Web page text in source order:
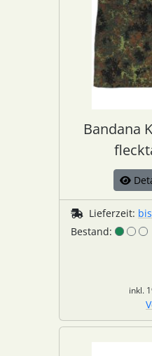
Bandana
Lieferzeit:
Bestand:
inkl.